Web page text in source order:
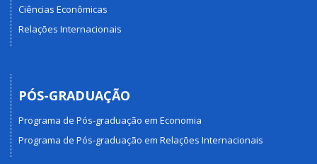
Ciências Econômicas
Relações Internacionais
PÓS-GRADUAÇÃO
Programa de Pós-graduação em Economia
Programa de Pós-graduação em Relações Internacionais